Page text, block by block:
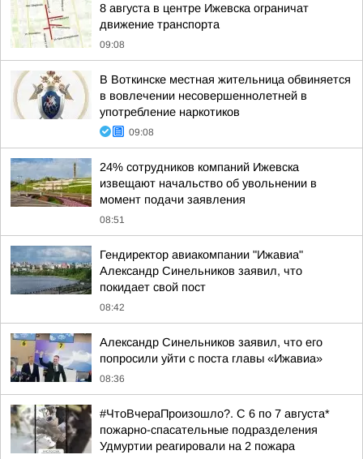
8 августа в центре Ижевска ограничат
движение транспорта
09:08
В Воткинске местная жительница обвиняется
в вовлечении несовершеннолетней в
употребление наркотиков
09:08
24% сотрудников компаний Ижевска
извещают начальство об увольнении в
момент подачи заявления
08:51
Гендиректор авиакомпании "Ижавиа"
Александр Синельников заявил, что
покидает свой пост
08:42
Александр Синельников заявил, что его
попросили уйти с поста главы «Ижавиа»
08:36
#ЧтоВчераПроизошло?. С 6 по 7 августа*
пожарно-спасательные подразделения
Удмуртии реагировали на 2 пожара